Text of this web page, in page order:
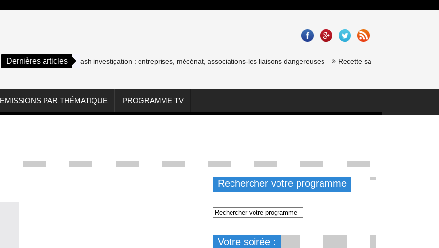
Dernières articlesCash investigation : entreprises, mécénat, associations-les liaisons dangereuses Recette saumon gravlax de chef étoilé
EMISSIONS PAR THÉMATIQUE PROGRAMME TV
Rechercher votre programme
Votre soirée :